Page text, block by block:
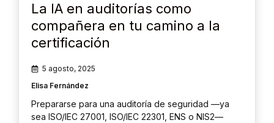
La IA en auditorías como
compañera en tu camino a la
certificación
5 agosto, 2025
Elisa Fernández
Prepararse para una auditoría de seguridad —ya
sea ISO/IEC 27001, ISO/IEC 22301, ENS o NIS2—